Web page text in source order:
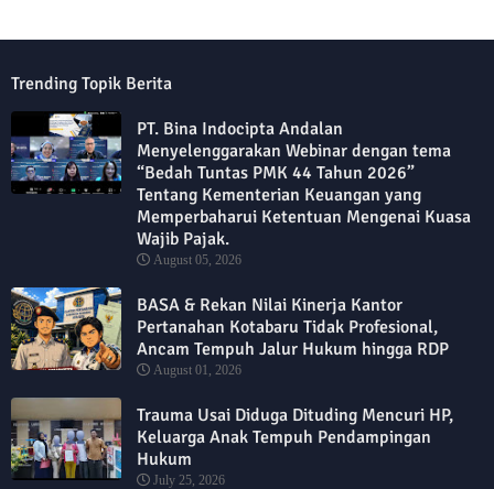
Trending Topik Berita
PT. Bina Indocipta Andalan
Menyelenggarakan Webinar dengan tema
“Bedah Tuntas PMK 44 Tahun 2026”
Tentang Kementerian Keuangan yang
Memperbaharui Ketentuan Mengenai Kuasa
Wajib Pajak.
August 05, 2026
BASA & Rekan Nilai Kinerja Kantor
Pertanahan Kotabaru Tidak Profesional,
Ancam Tempuh Jalur Hukum hingga RDP
August 01, 2026
Trauma Usai Diduga Dituding Mencuri HP,
Keluarga Anak Tempuh Pendampingan
Hukum
July 25, 2026